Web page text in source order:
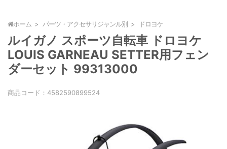
ホーム パーツ・アクセサリジャンル別 ドロヨケ
ルイガノ スポーツ自転車 ドロヨケ
LOUIS GARNEAU SETTER用フェン
ダーセット 99313000
商品コード： 4582590899524